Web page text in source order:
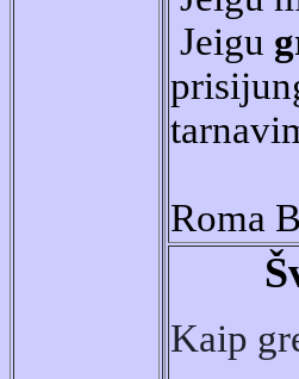
Jeigu
Roma
Kaip